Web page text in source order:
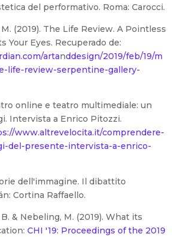
del performativo. Roma: Carocci.
(2019). The Life Review. A Pointless
Your Eyes. Recuperado de:
artanddesign/2019/feb/19/m
life-review-serpentine-gallery-
online e teatro multimediale: un
Intervista a Enrico Pitozzi.
www.altrevelocita.it/comprendere-
del-presente-intervista-a-enrico-
dell'immagine. Il dibattito
Cortina Raffaello.
& Nebeling, M. (2019). What its
CHI '19: Proceedings of the 2019